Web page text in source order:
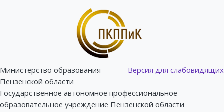
Версия для слабовидящих
Министерство образования
Пензенской области
Государственное автономное профессиональное
образовательное учреждение Пензенской области